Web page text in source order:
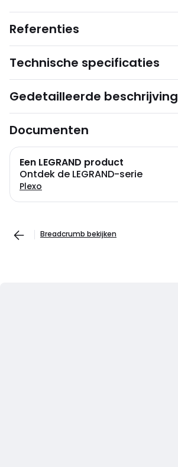
Referenties
Technische specificaties
Gedetailleerde beschrijving
Documenten
Een LEGRAND product
Ontdek de LEGRAND-serie
Plexo
Breadcrumb bekijken